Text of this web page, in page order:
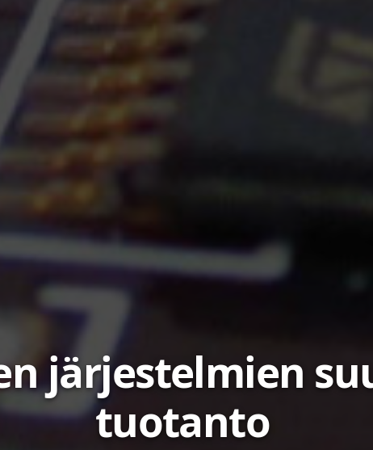
järjestelmien
tuotanto
suunniteltu suorituskykyyn ja